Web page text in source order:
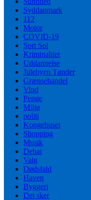
Syddanmark
112
Motor
COVID-19
Sort Sol
Kriminalitet
Uddannelse
Julebyen Tønder
Grænsehandel
Vind
Penge
Miljø
politi
Kongehuset
Shopping
Musik
Debat
Valg
Dødsfald
Haven
Byggeri
Det sker